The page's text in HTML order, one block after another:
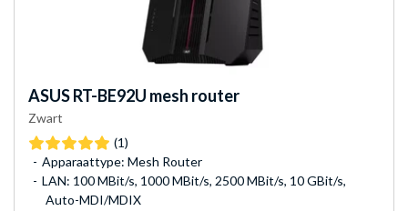
ASUSRT-BE92U mesh router
Zwart
(1)
Apparaattype: Mesh Router
LAN: 100 MBit/s, 1000 MBit/s, 2500 MBit/s, 10 GBit/s,
Auto-MDI/MDIX